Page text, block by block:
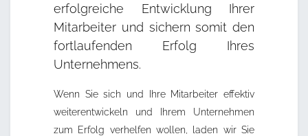
erfolgreiche Entwicklung Ihrer
Mitarbeiter und sichern somit den
fortlaufenden Erfolg Ihres
Unternehmens.
Wenn Sie sich und Ihre Mitarbeiter effektiv
weiterentwickeln und Ihrem Unternehmen
zum Erfolg verhelfen wollen, laden wir Sie